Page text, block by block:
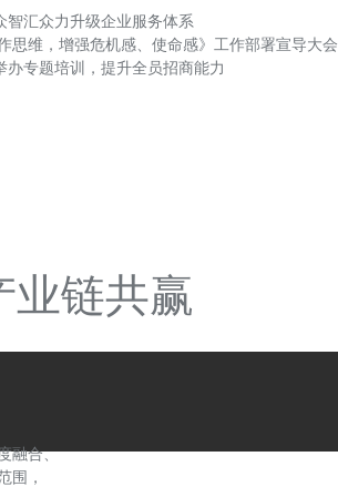
智汇众力升级企业服务体系
思维，增强危机感、使命感》工作部署宣导大会
专题培训，提升全员招商能力
链共赢
融合、
围，